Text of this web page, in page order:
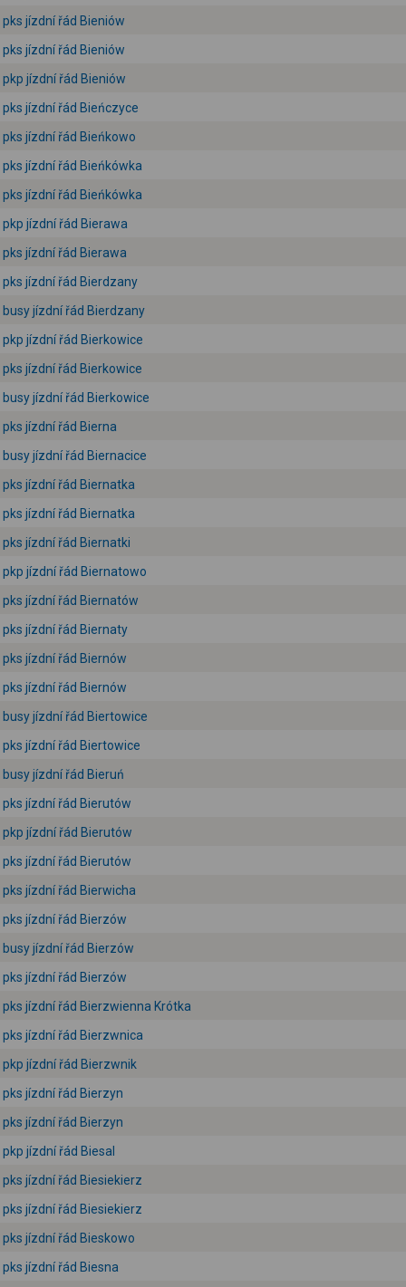
pks jízdní řád Bieniów
pks jízdní řád Bieniów
pkp jízdní řád Bieniów
pks jízdní řád Bieńczyce
pks jízdní řád Bieńkowo
pks jízdní řád Bieńkówka
pks jízdní řád Bieńkówka
pkp jízdní řád Bierawa
pks jízdní řád Bierawa
pks jízdní řád Bierdzany
busy jízdní řád Bierdzany
pkp jízdní řád Bierkowice
pks jízdní řád Bierkowice
busy jízdní řád Bierkowice
pks jízdní řád Bierna
busy jízdní řád Biernacice
pks jízdní řád Biernatka
pks jízdní řád Biernatka
pks jízdní řád Biernatki
pkp jízdní řád Biernatowo
pks jízdní řád Biernatów
pks jízdní řád Biernaty
pks jízdní řád Biernów
pks jízdní řád Biernów
busy jízdní řád Biertowice
pks jízdní řád Biertowice
busy jízdní řád Bieruń
pks jízdní řád Bierutów
pkp jízdní řád Bierutów
pks jízdní řád Bierutów
pks jízdní řád Bierwicha
pks jízdní řád Bierzów
busy jízdní řád Bierzów
pks jízdní řád Bierzów
pks jízdní řád Bierzwienna Krótka
pks jízdní řád Bierzwnica
pkp jízdní řád Bierzwnik
pks jízdní řád Bierzyn
pks jízdní řád Bierzyn
pkp jízdní řád Biesal
pks jízdní řád Biesiekierz
pks jízdní řád Biesiekierz
pks jízdní řád Bieskowo
pks jízdní řád Biesna